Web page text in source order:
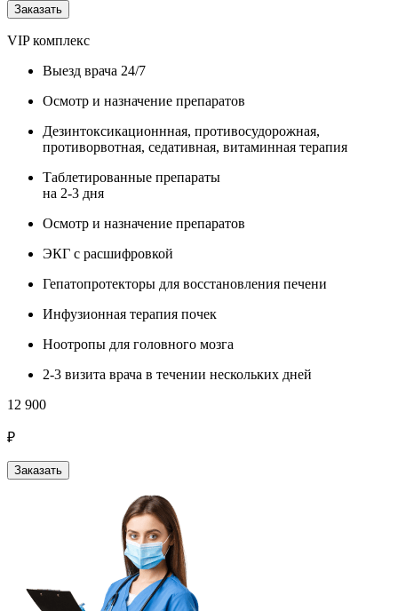
Заказать
VIP комплекс
Выезд врача 24/7
Осмотр и назначение препаратов
Дезинтоксикационнная, противосудорожная,
противорвотная, седативная, витаминная терапия
Таблетированные препараты
на 2-3 дня
Осмотр и назначение препаратов
ЭКГ с расшифровкой
Гепатопротекторы для восстановления печени
Инфузионная терапия почек
Ноотропы для головного мозга
2-3 визита врача в течении нескольких дней
12 900
₽
Заказать